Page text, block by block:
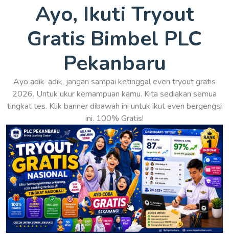
Ayo, Ikuti Tryout
Gratis Bimbel PLC
Pekanbaru
Ayo adik-adik, jangan sampai ketinggal even tryout gratis
2026. Untuk ukur kemampuan kamu. Kita sediakan semua
tingkat tes. Klik banner dibawah ini untuk ikut even bergengsi
ini. 100% Gratis!